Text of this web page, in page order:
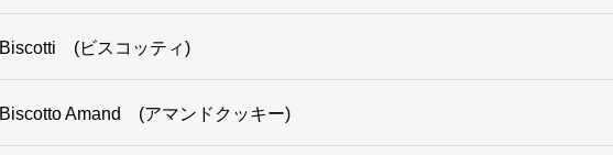
Biscotti (ビスコッティ)
Biscotto Amand (アマンドクッキー)